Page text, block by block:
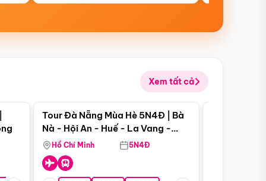
Xem tất cả
Điểm nổi bật
Tour Đà Nẵng Mùa Hè 5N4Đ | Bà
Nà - Hội An - Huế - La Vang -
Động Thiên Đường
Hồ Chí Minh 5N4Đ